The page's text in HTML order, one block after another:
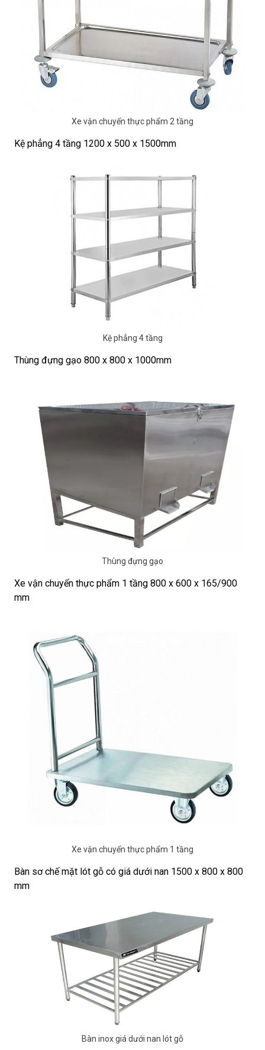
Xe vận chuyển thực phẩm 2 tầng
Kệ phẳng 4 tầng 1200 x 500 x 1500mm
Kệ phẳng 4 tầng
Thùng đựng gạo 800 x 800 x 1000mm
Thùng đựng gạo
Xe vận chuyển thực phẩm 1 tầng 800 x 600 x 165/900
mm
Xe vận chuyển thực phẩm 1 tầng
Bàn sơ chế mặt lót gỗ có giá dưới nan 1500 x 800 x 800
mm
Bàn inox giá dưới nan lót gỗ